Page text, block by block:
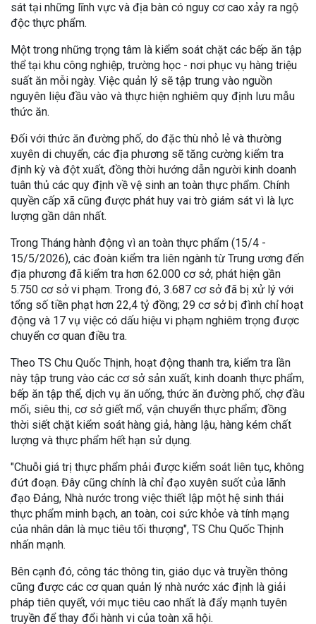
sát tại những lĩnh vực và địa bàn có nguy cơ cao xảy ra ngộ
độc thực phẩm.
Một trong những trọng tâm là kiểm soát chặt các bếp ăn tập
thể tại khu công nghiệp, trường học - nơi phục vụ hàng triệu
suất ăn mỗi ngày. Việc quản lý sẽ tập trung vào nguồn
nguyên liệu đầu vào và thực hiện nghiêm quy định lưu mẫu
thức ăn.
Đối với thức ăn đường phố, do đặc thù nhỏ lẻ và thường
xuyên di chuyển, các địa phương sẽ tăng cường kiểm tra
định kỳ và đột xuất, đồng thời hướng dẫn người kinh doanh
tuân thủ các quy định về vệ sinh an toàn thực phẩm. Chính
quyền cấp xã cũng được phát huy vai trò giám sát vì là lực
lượng gần dân nhất.
Trong Tháng hành động vì an toàn thực phẩm (15/4 -
15/5/2026), các đoàn kiểm tra liên ngành từ Trung ương đến
địa phương đã kiểm tra hơn 62.000 cơ sở, phát hiện gần
5.750 cơ sở vi phạm. Trong đó, 3.687 cơ sở đã bị xử lý với
tổng số tiền phạt hơn 22,4 tỷ đồng; 29 cơ sở bị đình chỉ hoạt
động và 17 vụ việc có dấu hiệu vi phạm nghiêm trọng được
chuyển cơ quan điều tra.
Theo TS Chu Quốc Thịnh, hoạt động thanh tra, kiểm tra lần
này tập trung vào các cơ sở sản xuất, kinh doanh thực phẩm,
bếp ăn tập thể, dịch vụ ăn uống, thức ăn đường phố, chợ đầu
mối, siêu thị, cơ sở giết mổ, vận chuyển thực phẩm; đồng
thời siết chặt kiểm soát hàng giả, hàng lậu, hàng kém chất
lượng và thực phẩm hết hạn sử dụng.
"Chuỗi giá trị thực phẩm phải được kiểm soát liên tục, không
đứt đoạn. Đây cũng chính là chỉ đạo xuyên suốt của lãnh
đạo Đảng, Nhà nước trong việc thiết lập một hệ sinh thái
thực phẩm minh bạch, an toàn, coi sức khỏe và tính mạng
của nhân dân là mục tiêu tối thượng", TS Chu Quốc Thịnh
nhấn mạnh.
Bên cạnh đó, công tác thông tin, giáo dục và truyền thông
cũng được các cơ quan quản lý nhà nước xác định là giải
pháp tiên quyết, với mục tiêu cao nhất là đẩy mạnh tuyên
truyền để thay đổi hành vi của toàn xã hội.